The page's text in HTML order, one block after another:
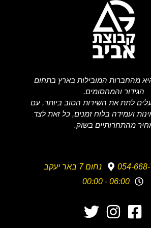
מהחברות המובילות בארץ בתחום
הגידור והמחסומים.
לתת את השירות הטוב ביותר, עם
ועמידה בלוח זמנים, כל זאת לצד
מהתחרותיים בשוק.
054-
נחום 7 באר יעקב
06:00 - 00:00